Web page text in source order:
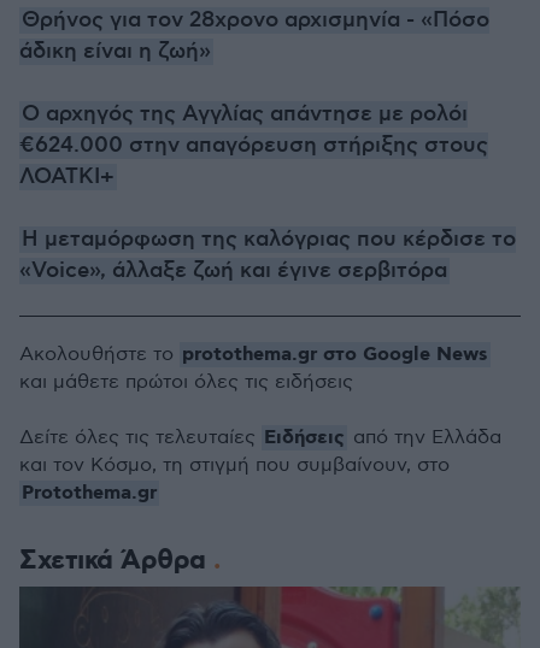
Θρήνος για τον 28χρονο αρχισμηνία - «Πόσο
άδικη είναι η ζωή»
Ο αρχηγός της Αγγλίας απάντησε με ρολόι
€624.000 στην απαγόρευση στήριξης στους
ΛΟΑΤΚΙ+
Η μεταμόρφωση της καλόγριας που κέρδισε το
«Voice», άλλαξε ζωή και έγινε σερβιτόρα
Σχετικά Άρθρα
Ακολουθήστε το protothema.gr στο Google News
και μάθετε πρώτοι όλες τις ειδήσεις
Δείτε όλες τις τελευταίες Ειδήσεις από την Ελλάδα
και τον Κόσμο, τη στιγμή που συμβαίνουν, στο
Protothema.gr